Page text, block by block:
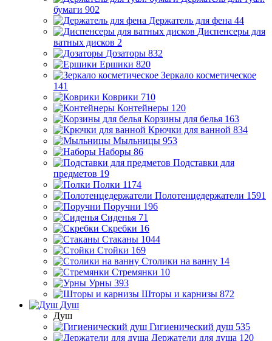
бумаги 902
Держатель для фена 44
Диспенсеры для
ватных дисков 2
Дозаторы 832
Ершики 820
Зеркало косметическое
141
Коврики 710
Контейнеры 120
Корзины для белья 163
Крючки для ванной 834
Мыльницы 953
Наборы 86
Подставки для
предметов 19
Полки 1174
Полотенцедержатели 1591
Поручни 196
Сиденья 71
Скребки 16
Стаканы 1044
Стойки 169
Столики на ванну 14
Стремянки 10
Урны 393
Шторы и карнизы 872
Душ
Душ
Гигиенический душ 535
Держатели для душа 120